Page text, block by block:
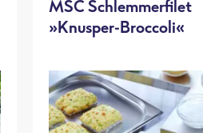
MSC Schlemmerfilet
»Knusper-Broccoli«